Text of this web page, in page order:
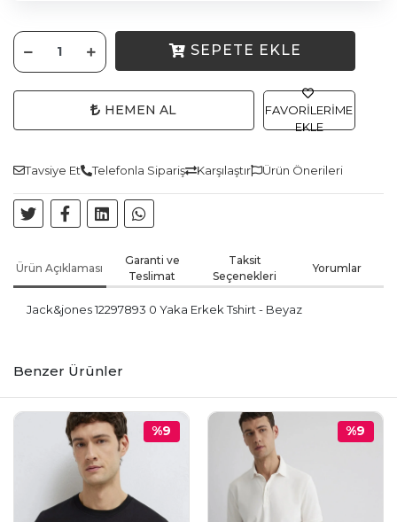
SEPETE EKLE
HEMEN AL
FAVORILERIME
EKLE
Tavsiye Et Telefonla Sipariş Karşılaştır Ürün Önerileri
Ürün Açıklaması
Garanti ve
Teslimat
Taksit
Seçenekleri
Yorumlar
Jack&jones 12297893 0 Yaka Erkek Tshirt - Beyaz
Benzer Ürünler
%9 %9